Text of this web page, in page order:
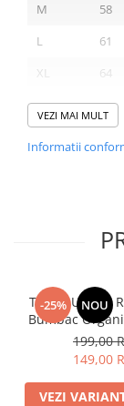
M
58
L
61
XL
64
XXL
68
VEZI MAI MULT
Informatii
-25% NOU
Tricou Unisex
Bumbac
fuck is
199,00
149,00
VEZI